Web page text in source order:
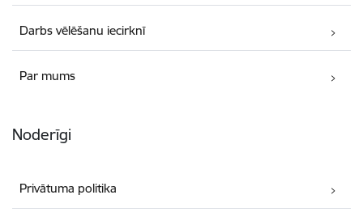
Darbs vēlēšanu iecirknī
Par mums
Noderīgi
Privātuma politika